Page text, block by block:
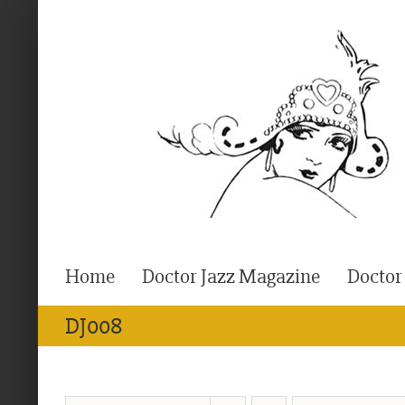
Home Doctor Jazz Magazine Doctor
DJ008